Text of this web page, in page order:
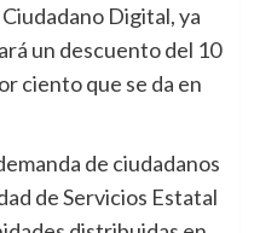
Digital, ya
un descuento del 10
ciento que se da en
de ciudadanos
de Servicios Estatal